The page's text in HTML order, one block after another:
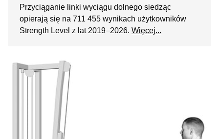
Przyciąganie linki wyciągu dolnego siedząc
opierają się na 711 455 wynikach użytkowników
Strength Level z lat 2019–2026. Więcej...